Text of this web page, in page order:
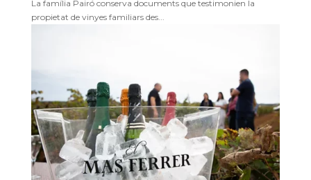
La família Pairó conserva documents que testimonien la
propietat de vinyes familiars des...